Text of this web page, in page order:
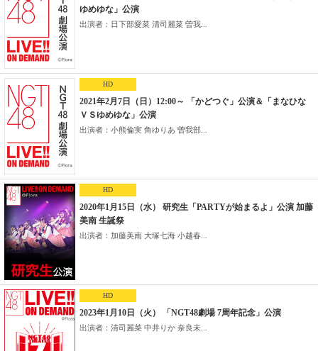
ゆめゆな」公演
出演者：日下部愛菜 清司麗菜 曽我...
HD
2021年2月7日（日）12:00～ 「かどつぐ」公演＆「まなひな
ＶＳゆめゆな」公演
出演者：小熊倫実 角ゆりあ 曽我部...
HD
2020年1月15日（水） 研究生「PARTYが始まるよ」公演 加藤
美南 生誕祭
出演者：加藤美南 大塚七海 小越春...
HD
2023年1月10日（火） 「NGT48劇場 7周年記念」公演
出演者：清司麗菜 中井りか 奈良未...